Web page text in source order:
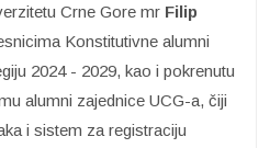
Crne Gore mr Filip
Konstitutivne alumni
2024 - 2029, kao i pokrenutu
alumni zajednice UCG-a, čiji
i sistem za registraciju